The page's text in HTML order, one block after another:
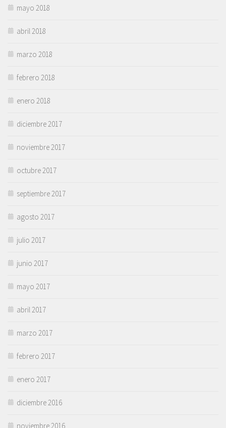
mayo 2018
abril 2018
marzo 2018
febrero 2018
enero 2018
diciembre 2017
noviembre 2017
octubre 2017
septiembre 2017
agosto 2017
julio 2017
junio 2017
mayo 2017
abril 2017
marzo 2017
febrero 2017
enero 2017
diciembre 2016
noviembre 2016